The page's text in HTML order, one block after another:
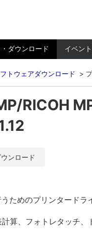
ダウンロード イベン
トウェアダウンロード
RICOH
ンロード
ためのプリンタード
算、フォトレタッチ